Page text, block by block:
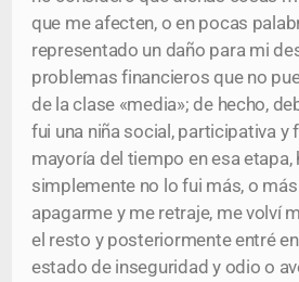
que me afecten, o en pocas
representado un daño para mi
problemas financieros que no
de la clase «media»; de hecho,
fui una niña social, participativa y
mayoría del tiempo en esa etapa,
simplemente no lo fui más, o
apagarme y me retraje, me volví
el resto y posteriormente entré
estado de inseguridad y odio o